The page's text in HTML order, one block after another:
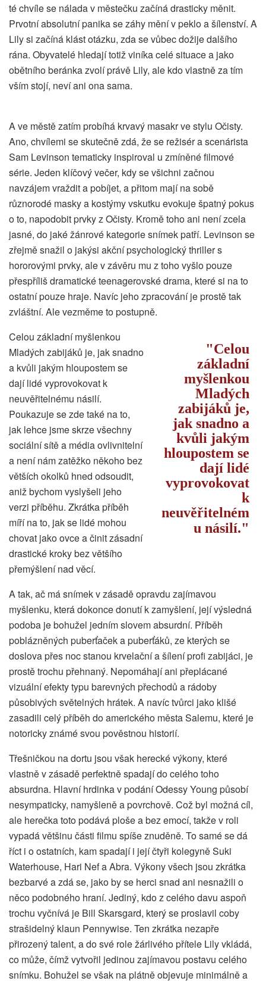
té chvíle se nálada v městečku začíná drasticky měnit.
Prvotní absolutní panika se záhy mění v peklo a šílenství. A
Lily si začíná klást otázku, zda se vůbec dožije dalšího
rána. Obyvatelé hledají totiž viníka celé situace a jako
obětního beránka zvolí právě Lily, ale kdo vlastně za tím
vším stojí, neví ani ona sama.
A ve městě zatím probíhá krvavý masakr ve stylu Očisty.
Ano, chvílemi se skutečně zdá, že se režisér a scenárista
Sam Levinson tematicky inspiroval u zmíněné filmové
série. Jeden klíčový večer, kdy se všichni začnou
navzájem vraždit a pobíjet, a přitom mají na sobě
různorodé masky a kostýmy vskutku evokuje špatný pokus
o to, napodobit prvky z Očisty. Kromě toho ani není zcela
jasné, do jaké žánrové kategorie snímek patří. Levinson se
zřejmě snažil o jakýsi akční psychologický thriller s
hororovými prvky, ale v závěru mu z toho vyšlo pouze
přespříliš dramatické teenagerovské drama, které si na to
ostatní pouze hraje. Navíc jeho zpracování je prostě tak
zvláštní. Ale vezměme to postupně.
Celou
základní
myšlenkou
Mladých
zabijáků je,
jak snadno a
kvůli jakým
hloupostem se
dají lidé
vyprovokovat
k
neuvěřitelném
u násilí.
Celou základní myšlenkou
Mladých zabijáků je, jak snadno
a kvůli jakým hloupostem se
dají lidé vyprovokovat k
neuvěřitelnému násilí.
Poukazuje se zde také na to,
jak lehce jsme skrze všechny
sociální sítě a média ovlivnitelní
a není nám zatěžko někoho bez
větších okolků hned odsoudit,
aniž bychom vyslyšeli jeho
verzi příběhu. Zkrátka příběh
míří na to, jak se lidé mohou
chovat jako ovce a činit zásadní
drastické kroky bez většího
přemýšlení nad věcí.
A tak, ač má snímek v zásadě opravdu zajímavou
myšlenku, která dokonce donutí k zamyšlení, její výsledná
podoba je bohužel jedním slovem absurdní. Příběh
poblázněných puberťaček a puberťáků, ze kterých se
doslova přes noc stanou krvelační a šílení profi zabijáci, je
prostě trochu přehnaný. Nepomáhají ani přeplácané
vizuální efekty typu barevných přechodů a rádoby
působivých světelných hrátek. A navíc tvůrci jako klišé
zasadili celý příběh do amerického města Salemu, které je
notoricky známé svou pověstnou historií.
Třešničkou na dortu jsou však herecké výkony, které
vlastně v zásadě perfektně spadají do celého toho
absurdna. Hlavní hrdinka v podání Odessy Young působí
nesympaticky, namyšleně a povrchově. Což byl možná cíl,
ale herečka toto podává ploše a bez emocí, takže v roli
vypadá většinu části filmu spíše znuděně. To samé se dá
říct i o ostatních, kam spadají i její čtyři kolegyně Suki
Waterhouse, Hari Nef a Abra. Výkony všech jsou zkrátka
bezbarvé a zdá se, jako by se herci snad ani nesnažili o
něco podobného hraní. Jediný, kdo z celého davu aspoň
trochu vyčnívá je Bill Skarsgard, který se proslavil coby
strašidelný klaun Pennywise. Ten zkrátka nezapře
přirozený talent, a do své role žárlivého přítele Lily vkládá,
co může, čímž vytvořil jedinou zajímavou postavu celého
snímku. Bohužel se však na plátně objevuje minimálně a